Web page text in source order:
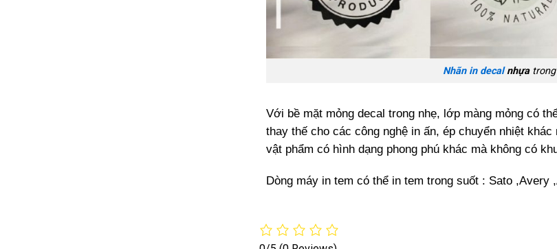
Nhãn in decalnhựatrong
Với bề mặt mỏng decal trong nhẹ, lớp màng mỏng có
thay thế cho các công nghệ in ấn, ép chuyển nhiệt
vật phẩm có hình dạng phong phú khác mà không có
Dòng máy in tem có thể in tem trong suốt : Sato